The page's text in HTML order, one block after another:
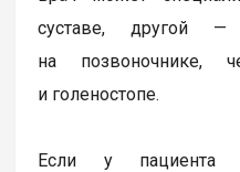
суставе, другой
на позвоночнике,
и голеностопе.
Если у пациента